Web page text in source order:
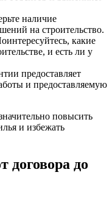
наличие
на строительство.
какие
и есть ли у
предоставляет
и предоставляемую
повысить
и избежать
договора до